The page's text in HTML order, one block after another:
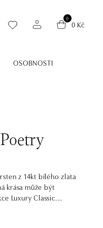
0
0 Kč
OSOBNOSTI
z 14kt bílého zlata
krása může být
Luxury Classic.